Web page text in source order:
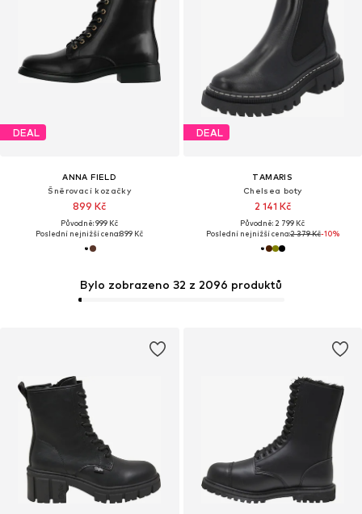
DEAL
ANNA FIELD
Šněrovací kozačky
899 Kč
Původně: 999 Kč
Poslední nejnižší cena:899 Kč
DEAL
TAMARIS
Chelsea boty
2 141 Kč
Původně: 2 799 Kč
Poslední nejnižší cena:2 379 Kč-10%
Bylo zobrazeno 32 z 2096 produktů